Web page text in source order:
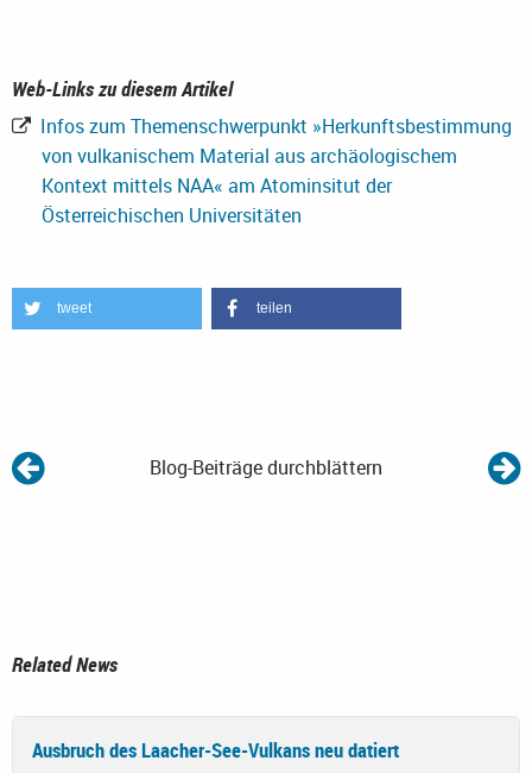
Web-Links zu diesem Artikel
Infos zum Themenschwerpunkt »Herkunftsbestimmung
von vulkanischem Material aus archäologischem
Kontext mittels NAA« am Atominsitut der
Österreichischen Universitäten
tweet teilen
Blog-Beiträge durchblättern
Related News
Ausbruch des Laacher-See-Vulkans neu datiert